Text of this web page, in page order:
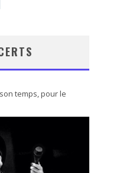
son temps, pour le